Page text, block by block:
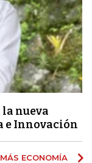
nueva
e Innovación
MÁS ECONOMÍA